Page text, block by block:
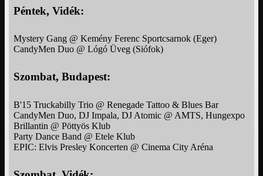
Péntek, Vidék:
Mystery Gang @ Kemény Ferenc Sportcsarnok (Eger)
CandyMen Duo @ Lógó Üveg (Siófok)
Szombat, Budapest:
B'15 Truckabilly Trio @ Renegade Tattoo & Blues Bar
CandyMen Duo, DJ Impala, DJ Atomic @ AMTS, Hungexpo
Brillantin @ Pöttyös Klub
Party Dance Band @ Etele Klub
EPIC: Elvis Presley Koncerten @ Cinema City Aréna